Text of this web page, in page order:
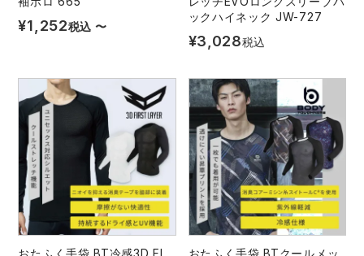
¥1,252税込 〜
ックハイネック JW-727
¥3,028税込